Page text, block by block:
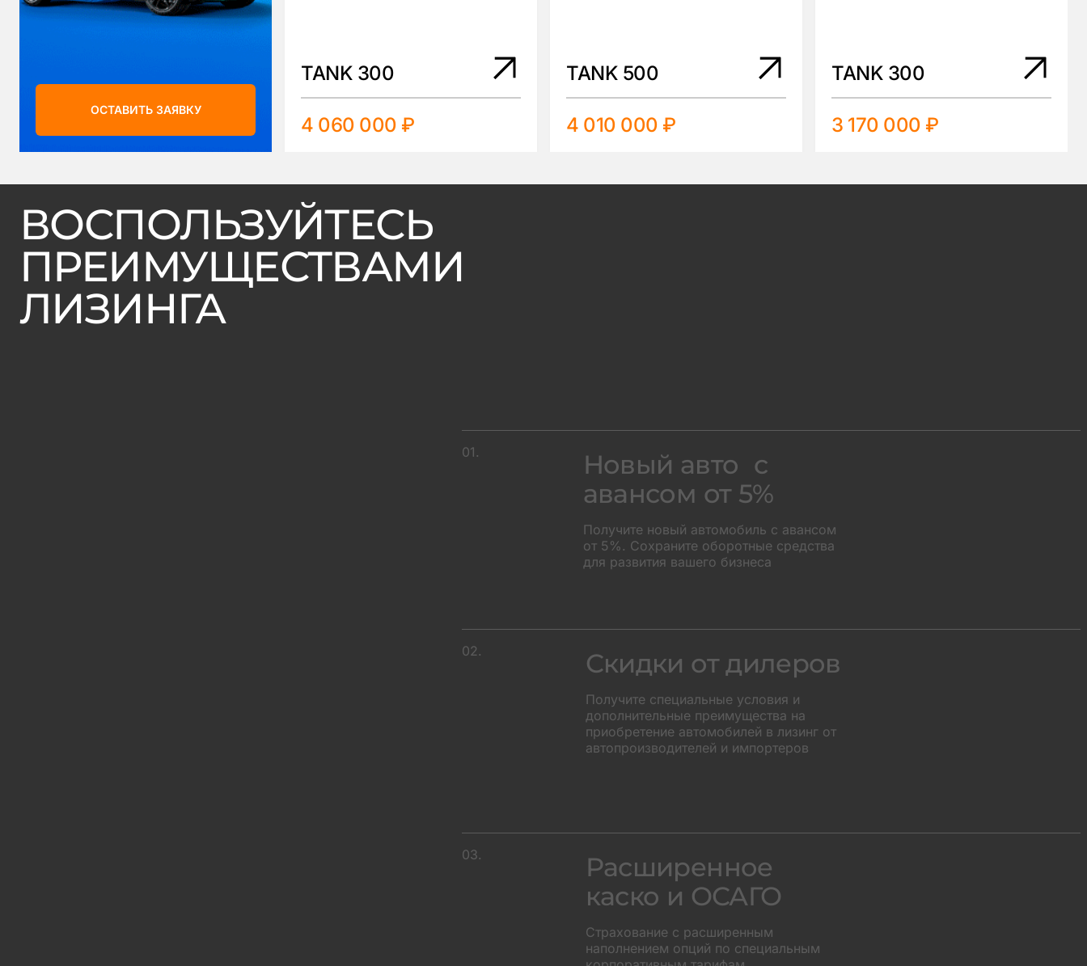
ОСТАВИТЬ ЗАЯВКУ
TANK 300
4 060 000 ₽
TANK 500
4 010 000 ₽
TANK 300
3 170 000 ₽
ВОСПОЛЬЗУЙТЕСЬ
ПРЕИМУЩЕСТВАМИ
ЛИЗИНГА
01.
Новый авто с
авансом от 5%
Получите новый автомобиль с авансом
от 5%. Сохраните оборотные средства
для развития вашего бизнеса
02. Скидки от дилеров
Получите специальные условия и
дополнительные преимущества на
приобретение автомобилей в лизинг от
автопроизводителей и импортеров
03.
Расширенное
каско и ОСАГО
Страхование с расширенным
наполнением опций по специальным